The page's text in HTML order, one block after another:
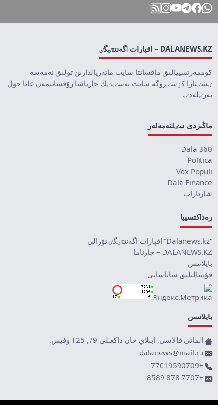
DALANEWS.KZ – اقپارات اگەنتتٸگٸ
كوممەرتسييالىق ماقساتتا سايت ماتەريالدارىن تولىق نەمەسە
ٸشٸنارا كٶشٸرۋگە سايت يەسٸنٸڭ جازباشا رۇقساتىمەن عانا جول
بەرٸلەدٸ.
ماڭىزدى سٸلتەمەلەر
Dala 360
Politica
Vox Populi
Dala Finance
شارتاراپ
رەداكتسييا
“Dalanews.kz” اقپارات اگەنتتٸگٸ تۋرالى
DALANEWS.KZ – جارناما
بايلانىس
قۇپييالىلىق ساياساتى
بايلانىس
الماتى قالاسى, ابىلاي حان داڭعىلى 79, 125 وفيس.
dalanews@mail.ru
+77019590709
+7707 878 8589